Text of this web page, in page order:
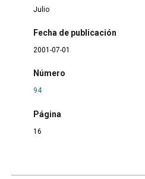
Julio
Fecha de publicación
2001-07-01
Número
94
Página
16